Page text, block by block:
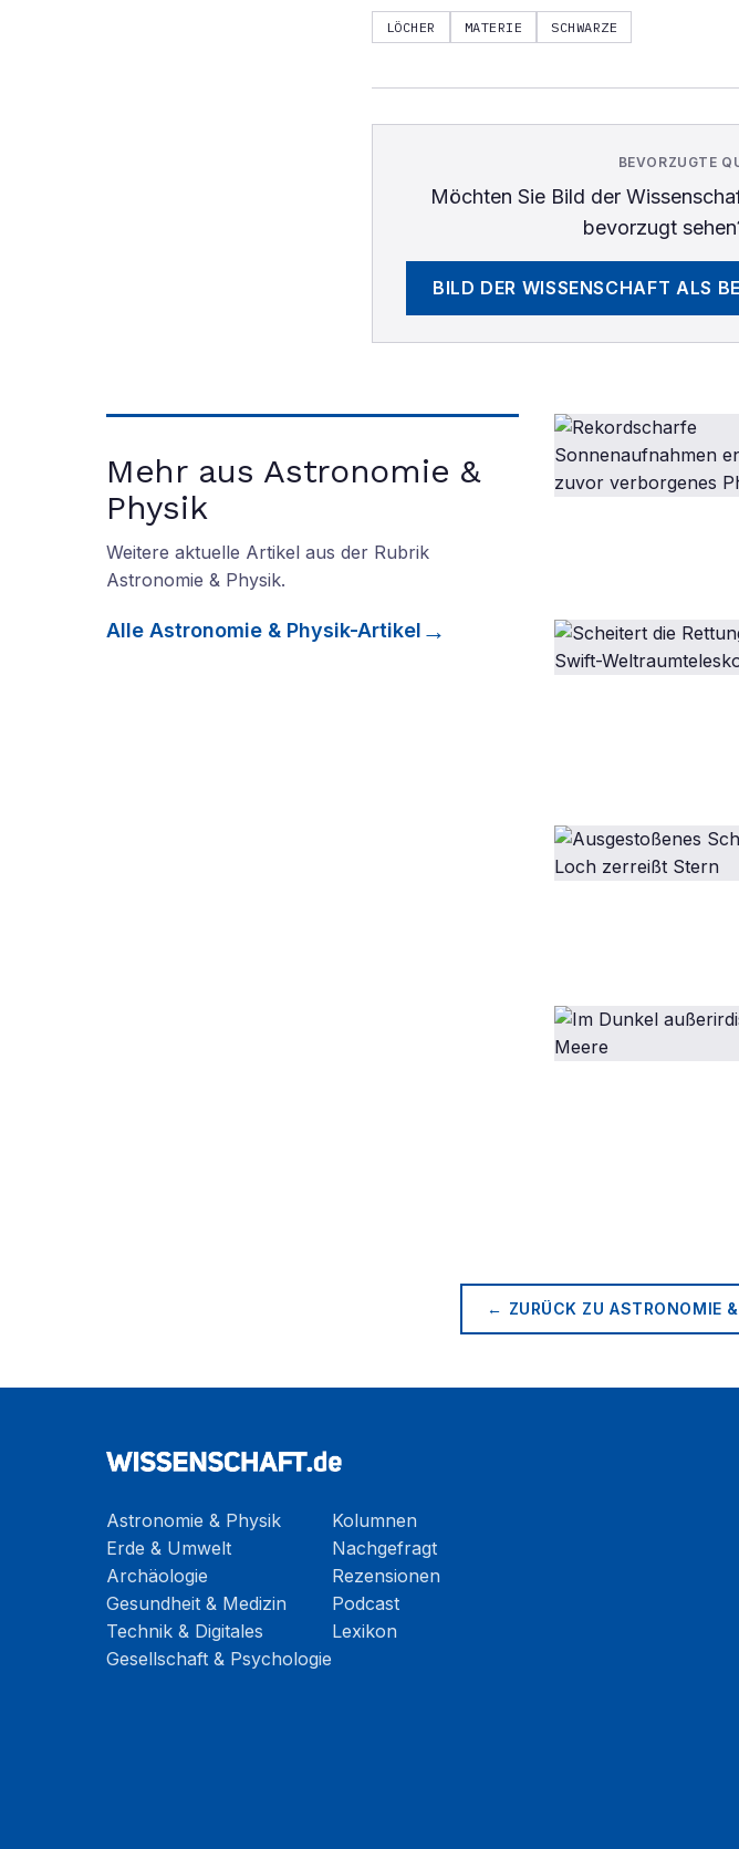
LÖCHER MATERIE SCHWARZE
BEVORZUGTE
Möchten Sie Bild der
bevorzugt
BILD DER WISSENSCHAFT ALS
Mehr aus Astronomie &
Physik
Weitere aktuelle Artikel aus der Rubrik
Astronomie & Physik.
Alle Astronomie & Physik-Artikel
← ZURÜCK ZUASTRONOMIE
Astronomie & Physik
Erde & Umwelt
Archäologie
Gesundheit & Medizin
Technik & Digitales
Gesellschaft & Psychologie
Kolumnen
Nachgefragt
Rezensionen
Podcast
Lexikon